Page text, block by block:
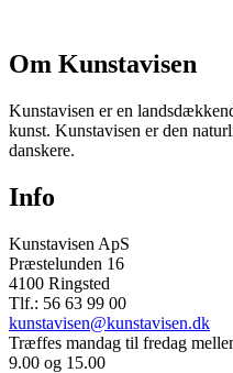
Om Kunstavisen
Kunstavisen er en
kunst. Kunstavisen er den
danskere.
Info
Kunstavisen ApS
Præstelunden 16
4100 Ringsted
Tlf.: 56 63 99 00
kunstavisen@kunstavisen.dk
Træffes mandag til fredag
9.00 og 15.00